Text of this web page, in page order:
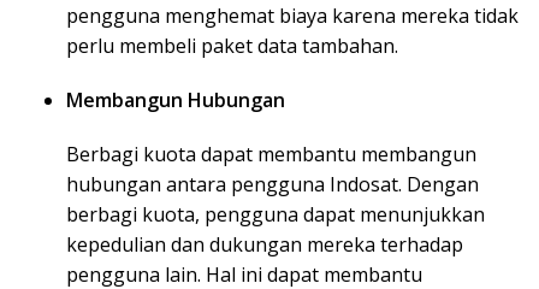
pengguna menghemat biaya karena mereka tidak
perlu membeli paket data tambahan.
Membangun Hubungan
Berbagi kuota dapat membantu membangun
hubungan antara pengguna Indosat. Dengan
berbagi kuota, pengguna dapat menunjukkan
kepedulian dan dukungan mereka terhadap
pengguna lain. Hal ini dapat membantu